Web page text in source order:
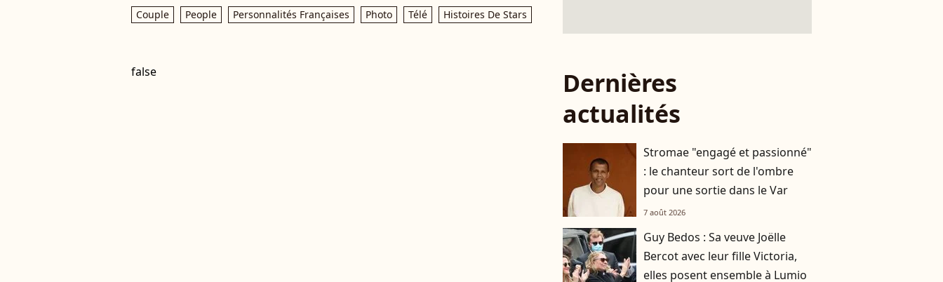
Couple People Personnalités Françaises Photo Télé Histoires De Stars
false
Dernières
actualités
Stromae "engagé et passionné"
: le chanteur sort de l'ombre
pour une sortie dans le Var
7 août 2026
Guy Bedos : Sa veuve Joëlle
Bercot avec leur fille Victoria,
elles posent ensemble à Lumio